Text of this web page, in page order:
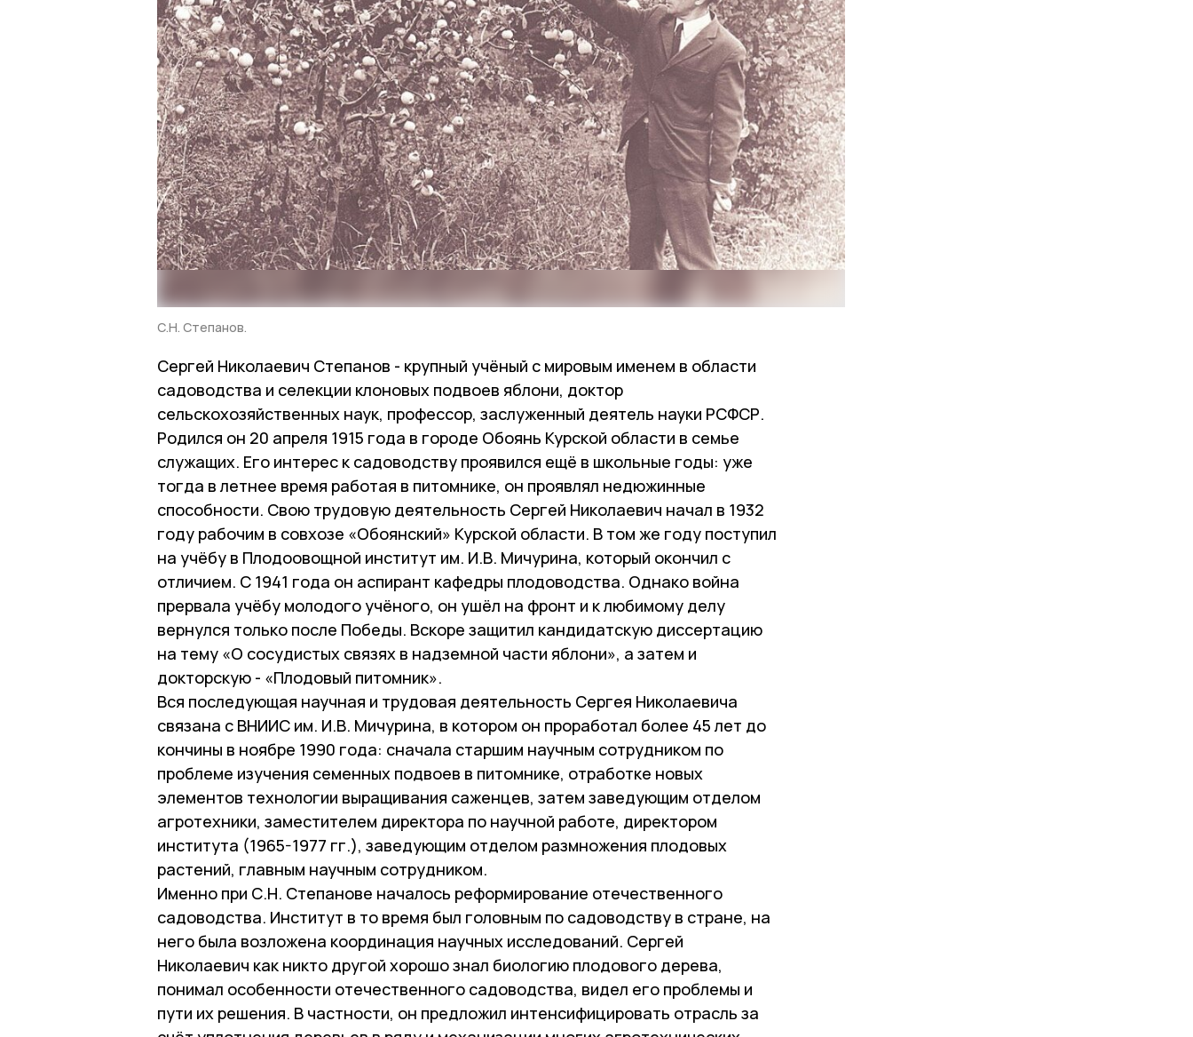
С.Н. Степанов.
Сергей Николаевич Степанов - крупный учёный с мировым именем в области
садоводства и селекции клоновых подвоев яблони, доктор
сельскохозяйственных наук, профессор, заслуженный деятель науки РСФСР.
Родился он 20 апреля 1915 года в городе Обоянь Курской области в семье
служащих. Его интерес к садоводству проявился ещё в школьные годы: уже
тогда в летнее время работая в питомнике, он проявлял недюжинные
способности. Свою трудовую деятельность Сергей Николаевич начал в 1932
году рабочим в совхозе «Обоянский» Курской области. В том же году поступил
на учёбу в Плодоовощной институт им. И.В. Мичурина, который окончил с
отличием. С 1941 года он аспирант кафедры плодоводства. Однако война
прервала учёбу молодого учёного, он ушёл на фронт и к любимому делу
вернулся только после Победы. Вскоре защитил кандидатскую диссертацию
на тему «О сосудистых связях в надземной части яблони», а затем и
докторскую - «Плодовый питомник».
Вся последующая научная и трудовая деятельность Сергея Николаевича
связана с ВНИИС им. И.В. Мичурина, в котором он проработал более 45 лет до
кончины в ноябре 1990 года: сначала старшим научным сотрудником по
проблеме изучения семенных подвоев в питомнике, отработке новых
элементов технологии выращивания саженцев, затем заведующим отделом
агротехники, заместителем директора по научной работе, директором
института (1965-1977 гг.), заведующим отделом размножения плодовых
растений, главным научным сотрудником.
Именно при С.Н. Степанове началось реформирование отечественного
садоводства. Институт в то время был головным по садоводству в стране, на
него была возложена координация научных исследований. Сергей
Николаевич как никто другой хорошо знал биологию плодового дерева,
понимал особенности отечественного садоводства, видел его проблемы и
пути их решения. В частности, он предложил интенсифицировать отрасль за